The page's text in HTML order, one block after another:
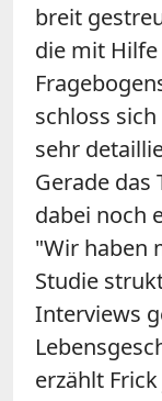
breit
die mit
schloss
sehr
Gerade das
dabei noch
"Wir haben
Studie
Interviews
erzählt